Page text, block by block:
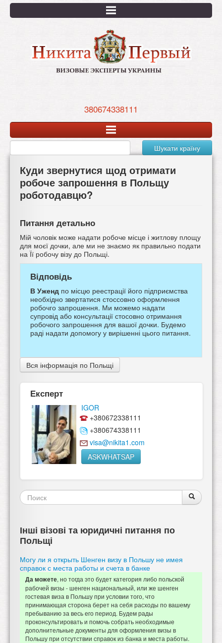
Перейти
основному
380674338111
Шукати країну
Куди звернутися щод отримати
робоче запрошення в Польщу
роботодавцю?
Питання детально
Мій чоловік може надати робоче місце і житлову площу
для моєї дочки, але ми не знаємо як правильно подати
на Її робочу візу до Польщі.
Відповідь
В Уженд по місцю реестрації його підприємства
необхідно звертатися стоссовно оформлення
робочго запрошення. Ми можемо надати
супровід або консультації стосовно отримання
робочого запрошення для вашої дочки. Будемо
раді надати допомогу у вирішенні цього питання.
Вся інформація по Польщі
Експерт
IGOR
+380672338111
+380674338111
visa@nikita1.com
ASKWHATSAP
Форма
поиска
Поиск
Інші візові та юридичні питання по
Польщі
Могу ли я открыть Шенген визу в Польшу не имея
справок с места работы и счета в банке
Да можете, но тогда это будет категория либо польской
рабочей визы - шенген национальный, или же шенген
гостевая виза в Польшу при условии того, что
принимающая сторона берет на себя расходы по вашему
пребыванию за весь его период. Будем рады
проконсультировать и помочь собрать необходимые
дополнительные документы для оформления визы в
Польшу при отсутствии справок из банка и места работы.